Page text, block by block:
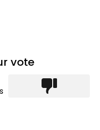
vote